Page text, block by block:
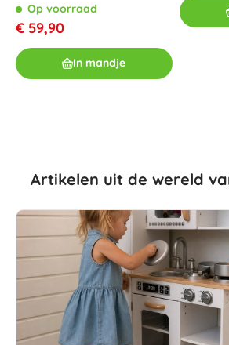
Op voorraad
€ 59,90
In mandje
Artikelen uit de wereld